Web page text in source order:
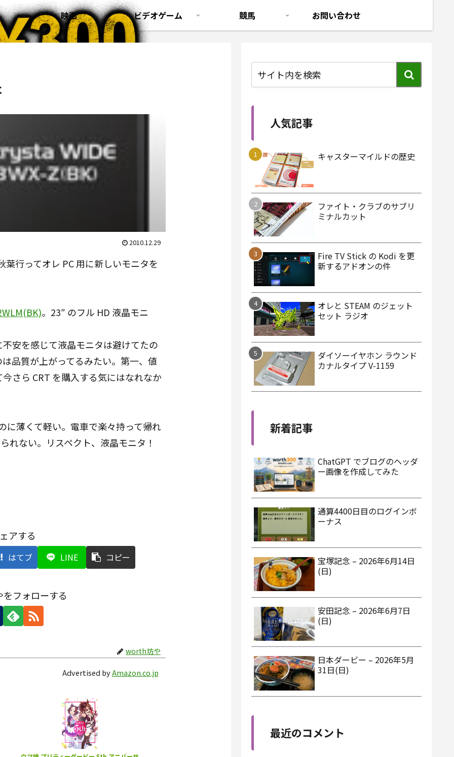
映画 ビデオゲーム 競馬 お問い合わせ
2010.12.29
行ってオレ PC 用に新しいモニタを
。23″ のフル HD 液晶モニ
安を感じて液晶モニタは避けてたの
品質が上がってるみたい。第一、値
さら CRT を購入する気にはなれなか
に薄くて軽い。電車で楽々持って帰れ
れない。リスペクト、液晶モニタ！
アする
はてブ LINE コピー
フォローする
worth坊や
Advertised byAmazon.co.jp
人気記事
キャスターマイルドの歴史
ファイト・クラブのサブリ
ミナルカット
Fire TV Stick の Kodi を更
新するアドオンの件
オレと STEAM のジェット
セット ラジオ
ダイソーイヤホン ラウンド
カナルタイプ V-1159
新着記事
ChatGPT でブログのヘッダ
ー画像を作成してみた
通算4400日目のログインボ
ーナス
宝塚記念 – 2026年6月14日
(日)
安田記念 – 2026年6月7日
(日)
日本ダービー – 2026年5月
31日(日)
最近のコメント